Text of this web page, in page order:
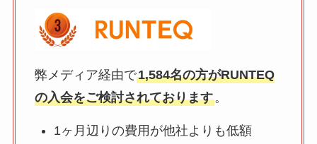
弊メディア経由で1,584名の方がRUNTEQ
の入会をご検討されております。
1ヶ月辺りの費用が他社よりも低額